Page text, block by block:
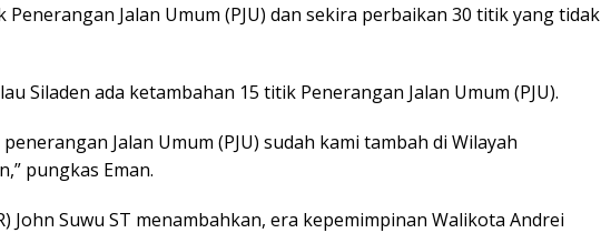
Jalan Umum (PJU) dan sekira perbaikan 30 titik yang tidak
Siladen ada ketambahan 15 titik Penerangan Jalan Umum (PJU).
Jalan Umum (PJU) sudah kami tambah di Wilayah
pungkas Eman.
John Suwu ST menambahkan, era kepemimpinan Walikota Andrei